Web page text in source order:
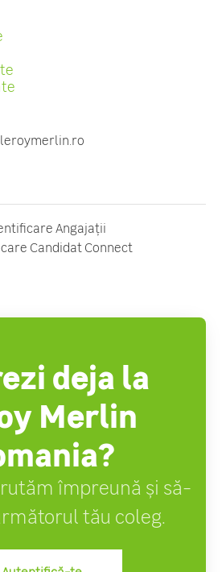
leroymerlin.ro
Angajații
Candidat Connect
deja la
Merlin
împreună și să-
tău coleg.